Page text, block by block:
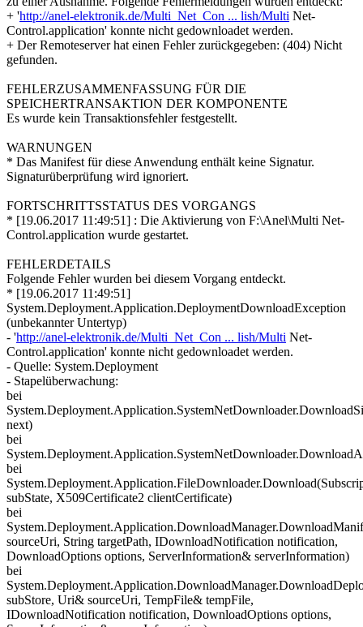
+ 'http://anel-elektronik.de/Multi_Net_Con ... lish/Multi Net-
Control.application' konnte nicht gedownloadet werden.
+ Der Remoteserver hat einen Fehler zurückgegeben: (404) Nicht
gefunden.
FEHLERZUSAMMENFASSUNG FÜR DIE
SPEICHERTRANSAKTION DER KOMPONENTE
Es wurde kein Transaktionsfehler festgestellt.
WARNUNGEN
* Das Manifest für diese Anwendung enthält keine Signatur.
Signaturüberprüfung wird ignoriert.
FORTSCHRITTSSTATUS DES VORGANGS
* [19.06.2017 11:49:51] : Die Aktivierung von F:\Anel\Multi Net-
Control.application wurde gestartet.
FEHLERDETAILS
Folgende Fehler wurden bei diesem Vorgang entdeckt.
* [19.06.2017 11:49:51]
System.Deployment.Application.DeploymentDownloadException
(unbekannter Untertyp)
- 'http://anel-elektronik.de/Multi_Net_Con ... lish/Multi Net-
Control.application' konnte nicht gedownloadet werden.
- Quelle: System.Deployment
- Stapelüberwachung:
bei
next)
bei
bei
subState, X509Certificate2 clientCertificate)
bei
sourceUri, String targetPath, IDownloadNotification notification,
DownloadOptions options, ServerInformation& serverInformation)
bei
subStore, Uri& sourceUri, TempFile& tempFile,
IDownloadNotification notification, DownloadOptions options,